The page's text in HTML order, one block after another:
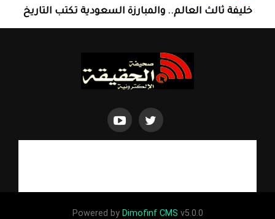
خليفة ثالث العالم.. والمبارزة السعودية تكتب التاريخ
Powered by Dimofinf CMS v5.0.0